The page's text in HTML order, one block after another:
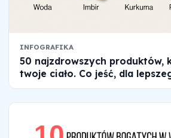
INFOGRAFIKA
50 najzdrowszych produktów,
twoje ciało. Co jeść, dla